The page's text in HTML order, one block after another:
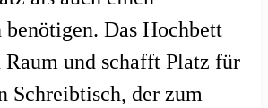
Das Hochbett
und schafft Platz für
Schreibtisch, der zum